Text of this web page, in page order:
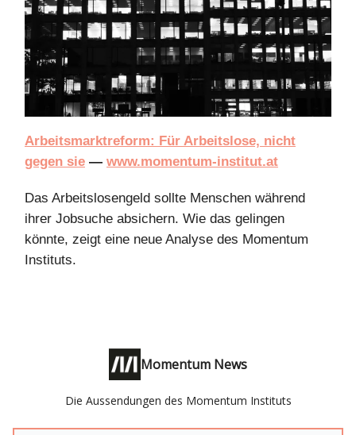
Arbeitsmarktreform: Für Arbeitslose, nicht
gegen sie — www.momentum-institut.at
Das Arbeitslosengeld sollte Menschen während
ihrer Jobsuche absichern. Wie das gelingen
könnte, zeigt eine neue Analyse des Momentum
Instituts.
Momentum News
Die Aussendungen des Momentum Instituts